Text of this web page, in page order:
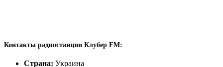
Контакты радиостанции Клубер FM:
Страна: Украина